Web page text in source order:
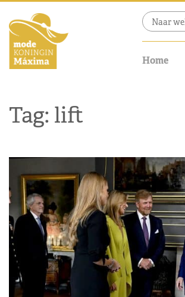
Home
Tag: lift